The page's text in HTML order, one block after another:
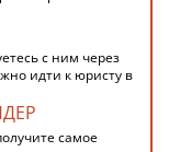
с ним через
идти к юристу в
самое